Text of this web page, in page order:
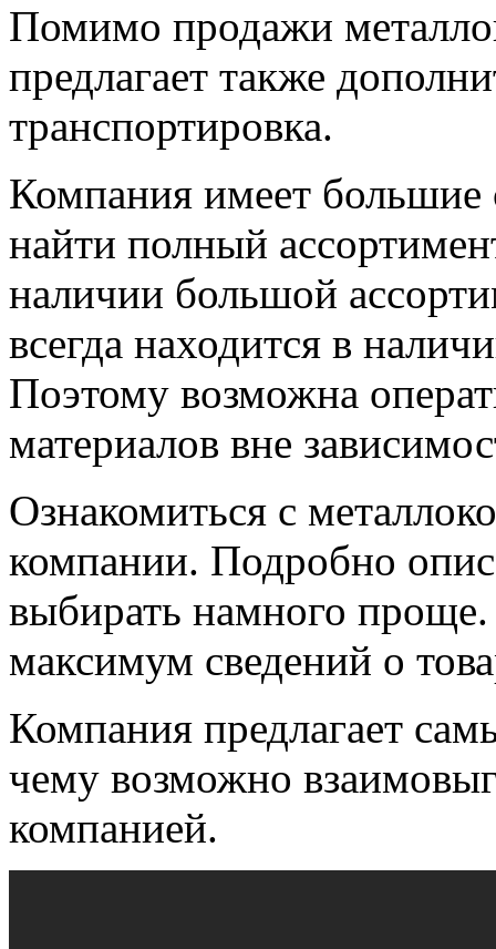
Помимо продажи
предлагает также
транспортировка.
Компания имеет
найти полный
наличии большой
всегда находится в
Поэтому возможна
материалов вне
Ознакомиться с
компании. Подробно
выбирать намного проще.
максимум сведений о
Компания предлагает
чему возможно
компанией.